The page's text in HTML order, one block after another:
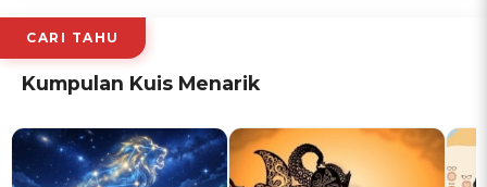
CARI TAHU
Kumpulan Kuis Menarik